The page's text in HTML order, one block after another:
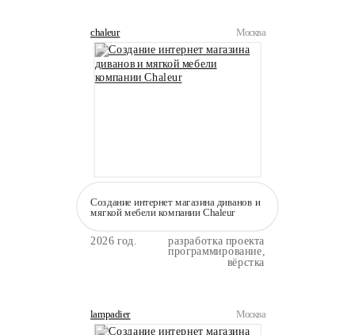
chaleur Москва
Создание интернет магазина диванов и
мягкой мебели компании Сhaleur
2026 год. разработка проекта
программирование,
вёрстка
lampadier Москва